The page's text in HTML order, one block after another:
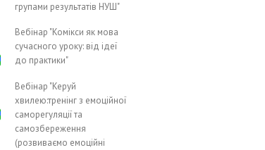
групами результатів НУШ"
Вебінар "Комікси як мова
сучасного уроку: від ідеї
до практики"
Вебінар "Керуй
хвилею:тренінг з емоційної
саморегуляції та
самозбереження
(розвиваємо емоційні